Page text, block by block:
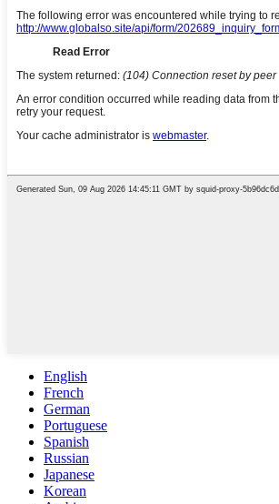
English
French
German
Portuguese
Spanish
Russian
Japanese
Korean